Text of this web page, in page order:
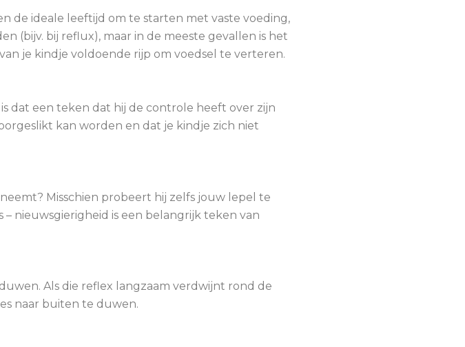
de ideale leeftijd om te starten met vaste voeding,
(bijv. bij reflux), maar in de meeste gevallen is het
je kindje voldoende rijp om voedsel te verteren.
dat een teken dat hij de controle heeft over zijn
kan worden en dat je kindje zich niet
Misschien probeert hij zelfs jouw lepel te
nieuwsgierigheid is een belangrijk teken van
Als die reflex langzaam verdwijnt rond de
naar buiten te duwen.